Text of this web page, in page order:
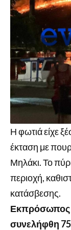
Η φωτιά είχε
έκταση με
Μηλάκι. Το
περιοχή,
κατάσβεσης.
Εκπρόσωπος
συνελήφθη